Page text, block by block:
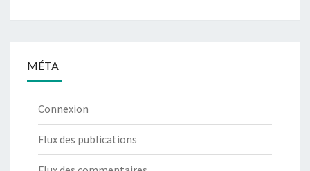
MÉTA
Connexion
Flux des publications